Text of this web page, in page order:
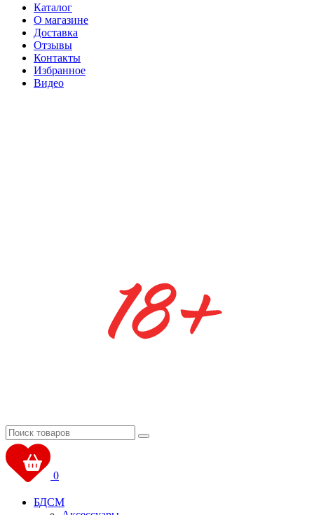
Каталог
О магазине
Доставка
Отзывы
Контакты
Избранное
Видео
0
БДСМ